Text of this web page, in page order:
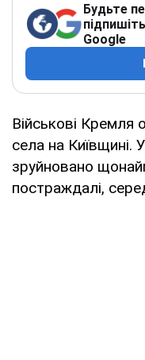
Будьте
Google
Військові Кремля
села на Київщині.
зруйновано
постраждалі,